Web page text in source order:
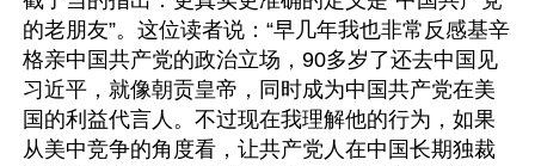
的老朋友”。这位读者说：“早几年我也非常反感基辛
格亲中国共产党的政治立场，90多岁了还去中国见
习近平，就像朝贡皇帝，同时成为中国共产党在美
国的利益代言人。不过现在我理解他的行为，如果
从美中竞争的角度看，让共产党人在中国长期独裁